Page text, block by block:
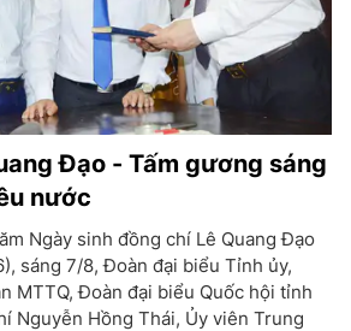
Đạo - Tấm gương sáng
nước
Ngày sinh đồng chí Lê Quang Đạo
sáng 7/8, Đoàn đại biểu Tỉnh ủy,
MTTQ, Đoàn đại biểu Quốc hội tỉnh
Nguyễn Hồng Thái, Ủy viên Trung